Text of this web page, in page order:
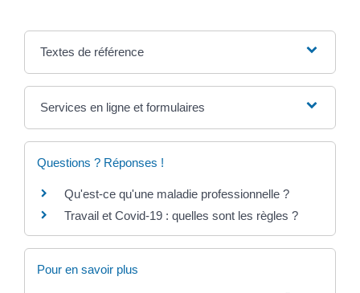
Textes de référence
Services en ligne et formulaires
Questions ? Réponses !
Qu'est-ce qu'une maladie professionnelle ?
Travail et Covid-19 : quelles sont les règles ?
Pour en savoir plus